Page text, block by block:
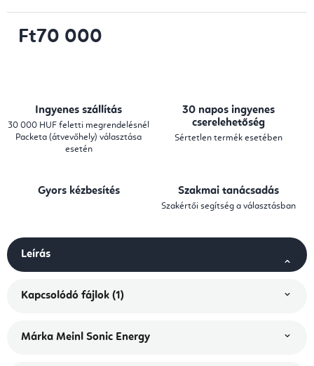
Ft70 000
Ingyenes szállítás
30 000 HUF feletti megrendelésnél
Packeta (átvevőhely) választása
esetén
30 napos ingyenes
cserelehetőség
Sértetlen termék esetében
Gyors kézbesítés Szakmai tanácsadás
Szakértői segítség a választásban
Leírás
Kapcsolódó fájlok (1)
Márka Meinl Sonic Energy